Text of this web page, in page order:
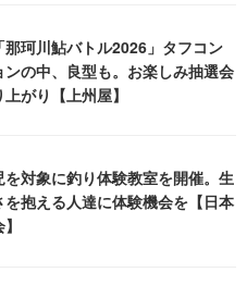
那珂川鮎バトル2026」タフコン
ンの中、良型も。お楽しみ抽選会
がり【上州屋】
を対象に釣り体験教室を開催。生
を抱える人達に体験機会を【日本